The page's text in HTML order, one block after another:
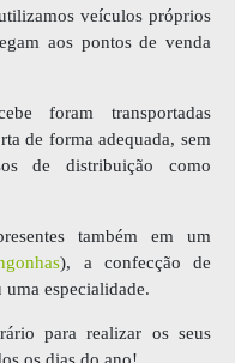
veículos próprios
aos pontos de venda
foram transportadas
de forma adequada, sem
de distribuição como
também em um
), a confecção de
uma especialidade.
para realizar os seus
os dias do ano!